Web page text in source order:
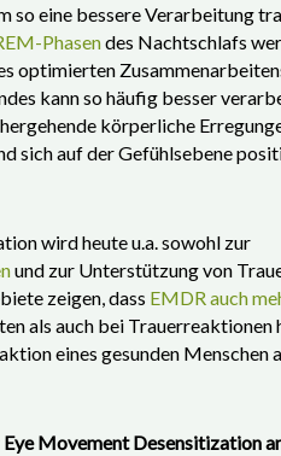
so eine bessere Verarbeitung
Phasendes Nachtschlafs
optimierten
kann so häufig besser
körperliche
sich auf der Gefühlsebene
wird heute u.a. sowohl zur
und zur Unterstützung von
zeigen, dass EMDR auch
als auch bei Trauerreaktionen
eines gesunden Menschen
Eye Movement Desensitization